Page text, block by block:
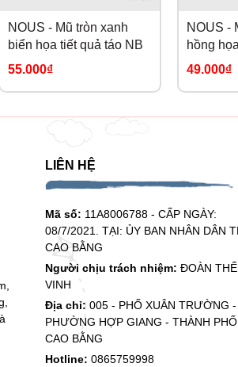
NOUS - Mũ tròn xanh
biển họa tiết quả táo NB
55.000₫
NOUS -
hồng
NB
49.000₫
LIÊN HỆ
Mã số: 11A8006788 - CẤP NGÀY:
08/7/2021. TẠI: ỦY BAN NHÂN DÂN
CAO BẰNG
Người chịu trách nhiệm: ĐOÀN THẾ
VINH
Địa chỉ: 005 - PHỐ XUÂN TRƯỜNG -
PHƯỜNG HỢP GIANG - THÀNH PHỐ
CAO BẰNG
Hotline: 0865759998